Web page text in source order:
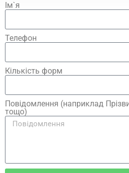
Ім`я
Телефон
Кількість форм
Повідомлення (наприклад
тощо)